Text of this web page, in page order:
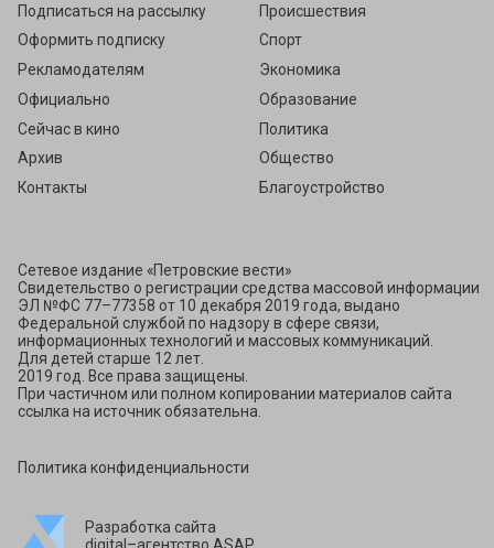
Подписаться на рассылку
Оформить подписку
Рекламодателям
Официально
Сейчас в кино
Архив
Контакты
Происшествия
Спорт
Экономика
Образование
Политика
Общество
Благоустройство
Сетевое издание «Петровские вести»
Свидетельство о регистрации средства массовой информации
ЭЛ №ФС 77–77358 от 10 декабря 2019 года, выдано
Федеральной службой по надзору в сфере связи,
информационных технологий и массовых коммуникаций.
Для детей старше 12 лет.
2019 год. Все права защищены.
При частичном или полном копировании материалов сайта
ссылка на источник обязательна.
Политика конфиденциальности
Разработка сайта
digital–агентство ASAP